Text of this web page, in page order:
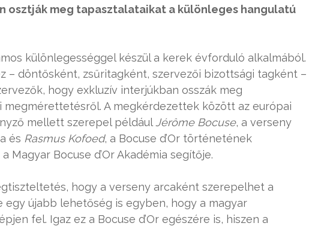
osztják meg tapasztalataikat a különleges hangulatú
különlegességgel készül a kerek évforduló alkalmából.
– döntősként, zsűritagként, szervezői bizottsági tagként –
hogy exkluzív interjúkban osszák meg
megmérettetésről. A megkérdezettek között az európai
mellett szerepel például Jérȏme Bocuse, a verseny
és Rasmus Kofoed, a Bocuse d’Or történetének
Magyar Bocuse d’Or Akadémia segítője.
hogy a verseny arcaként szerepelhet a
egy újabb lehetőség is egyben, hogy a magyar
fel. Igaz ez a Bocuse d’Or egészére is, hiszen a